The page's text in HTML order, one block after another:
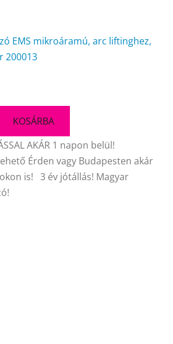
EMS mikroáramú, arc liftinghez,
200013
KOSÁRBA
AKÁR 1 napon belül!
Érden vagy Budapesten akár
is! 3 év jótállás! Magyar